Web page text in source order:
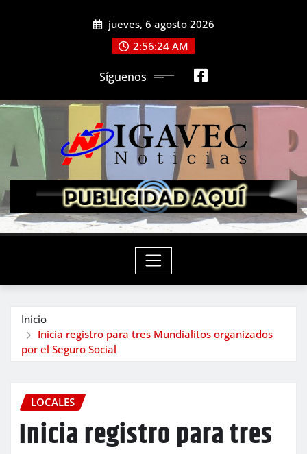
jueves, 6 agosto 2026
2:56:26 AM
Síguenos
Inicio
Inicia registro para tres Mundialitos organizados
por el Seguro Social
LOCALES
Inicia registro para tres